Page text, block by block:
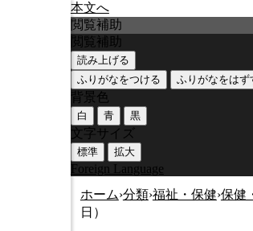
本文へ
閲覧補助
閲覧補助
読み上げる
ふりがなをつける
ふりがなをはず
背景色
白 青 黒
文字サイズ
標準 拡大
Foreign Language
ホーム›分類›福祉・保健›保健
日）